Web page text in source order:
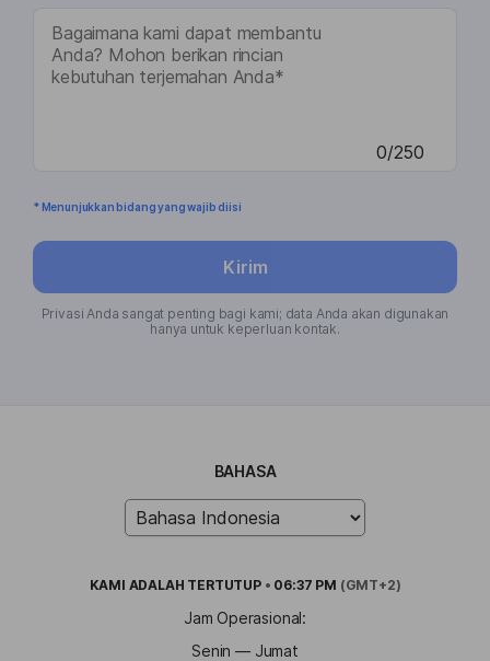
0/250
* Menunjukkan bidang yang wajib diisi
Kirim
Privasi Anda sangat penting bagi kami; data Anda akan digunakan
hanya untuk keperluan kontak.
BAHASA
KAMI ADALAH TERTUTUP • 06:37 PM (GMT+2)
Jam Operasional:
Senin — Jumat